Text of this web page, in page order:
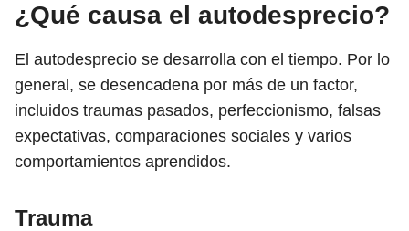
¿Qué causa el autodesprecio?
El autodesprecio se desarrolla con el tiempo. Por lo
general, se desencadena por más de un factor,
incluidos traumas pasados, perfeccionismo, falsas
expectativas, comparaciones sociales y varios
comportamientos aprendidos.
Trauma